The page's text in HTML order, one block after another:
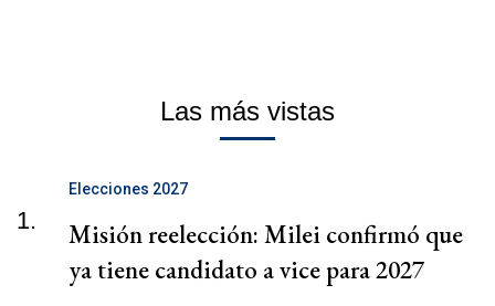
Las más vistas
1.
Elecciones 2027
Misión reelección: Milei confirmó que
ya tiene candidato a vice para 2027